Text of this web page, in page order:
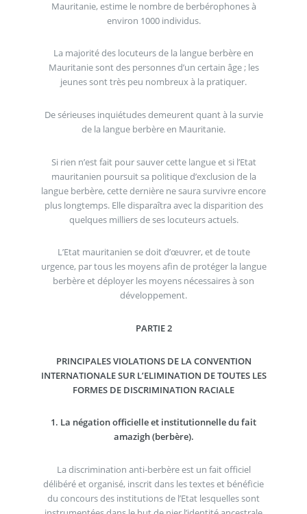
Mauritanie, estime le nombre de berbérophones à
environ 1000 individus.
La majorité des locuteurs de la langue berbère en
Mauritanie sont des personnes d’un certain âge ; les
jeunes sont très peu nombreux à la pratiquer.
De sérieuses inquiétudes demeurent quant à la survie
de la langue berbère en Mauritanie.
Si rien n’est fait pour sauver cette langue et si l’Etat
mauritanien poursuit sa politique d’exclusion de la
langue berbère, cette dernière ne saura survivre encore
plus longtemps. Elle disparaîtra avec la disparition des
quelques milliers de ses locuteurs actuels.
L’Etat mauritanien se doit d’œuvrer, et de toute
urgence, par tous les moyens afin de protéger la langue
berbère et déployer les moyens nécessaires à son
développement.
PARTIE 2
PRINCIPALES VIOLATIONS DE LA CONVENTION
INTERNATIONALE SUR L’ELIMINATION DE TOUTES LES
FORMES DE DISCRIMINATION RACIALE
1. La négation officielle et institutionnelle du fait
amazigh (berbère).
La discrimination anti-berbère est un fait officiel
délibéré et organisé, inscrit dans les textes et bénéficie
du concours des institutions de l’Etat lesquelles sont